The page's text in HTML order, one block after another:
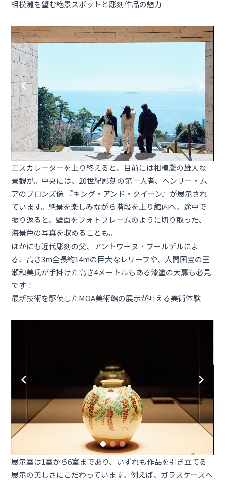
相模灘を望む絶景スポットと彫刻作品の魅力
エスカレーターを上り終えると、目前には相模灘の雄大な
景観が。中央には、20世紀彫刻の第一人者、ヘンリー・ム
アのブロンズ像 『キング・アンド・クイーン』が展示され
ています。絶景を楽しみながら階段を上り館内へ。途中で
振り返ると、壁面をフォトフレームのように切り取った、
海景色の写真を収めることも。
ほかにも近代彫刻の父、アントワーヌ・ブールデルによ
る、高さ3m全長約14mの巨大なレリーフや、人間国宝の室
瀬和美氏が手掛けた高さ4メートルもある漆塗の大扉も必見
です！
最新技術を駆使したMOA美術館の展示が叶える美術体験
展示室は1室から6室まであり、いずれも作品を引き立てる
展示の美しさにこだわっています。例えば、ガラスケースへ